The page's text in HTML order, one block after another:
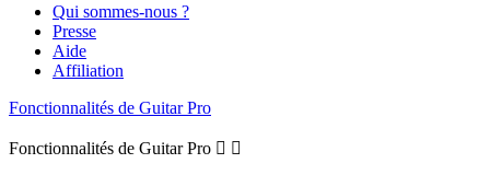
Qui sommes-nous ?
Presse
Aide
Affiliation
Fonctionnalités de Guitar Pro
Fonctionnalités de Guitar Pro  